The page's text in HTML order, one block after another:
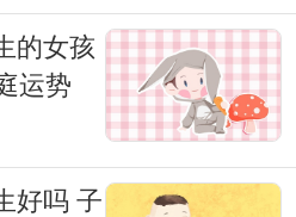
的女孩
运势
好吗 子